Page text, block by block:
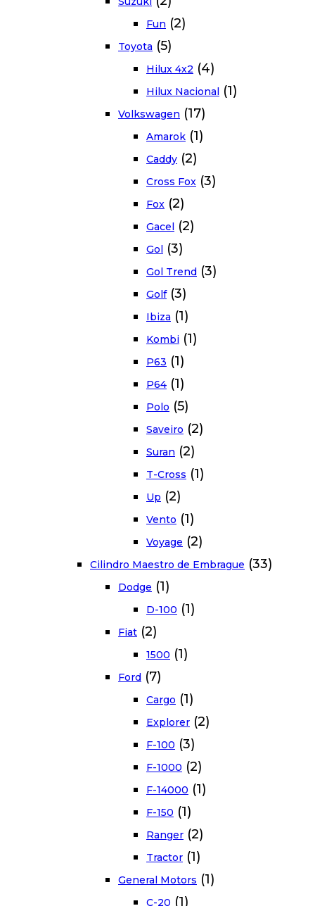
Fun (2)
Toyota (5)
Hilux 4x2 (4)
Hilux Nacional (1)
Volkswagen (17)
Amarok (1)
Caddy (2)
Cross Fox (3)
Fox (2)
Gacel (2)
Gol (3)
Gol Trend (3)
Golf (3)
Ibiza (1)
Kombi (1)
P63 (1)
P64 (1)
Polo (5)
Saveiro (2)
Suran (2)
T-Cross (1)
Up (2)
Vento (1)
Voyage (2)
Cilindro Maestro de Embrague (33)
Dodge (1)
D-100 (1)
Fiat (2)
1500 (1)
Ford (7)
Cargo (1)
Explorer (2)
F-100 (3)
F-1000 (2)
F-14000 (1)
F-150 (1)
Ranger (2)
Tractor (1)
General Motors (1)
C-20 (1)